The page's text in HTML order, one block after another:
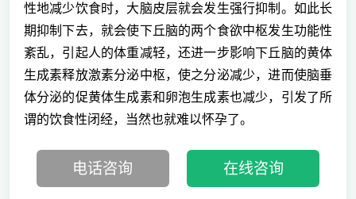
性地减少饮食时，大脑皮层就会发生强行抑制。如此长
期抑制下去，就会使下丘脑的两个食欲中枢发生功能性
紊乱，引起人的体重减轻，还进一步影响下丘脑的黄体
生成素释放激素分泌中枢，使之分泌减少，进而使脑垂
体分泌的促黄体生成素和卵泡生成素也减少，引发了所
谓的饮食性闭经，当然也就难以怀孕了。
电话咨询 在线咨询